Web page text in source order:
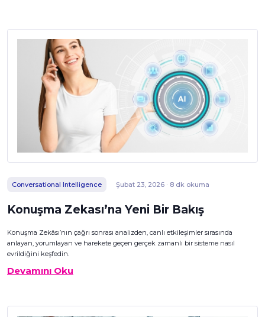
Conversational Intelligence Şubat 23, 2026 · 8 dk okuma
Konuşma Zekası’na Yeni Bir Bakış
Konuşma Zekâsı’nın çağrı sonrası analizden, canlı etkileşimler sırasında
anlayan, yorumlayan ve harekete geçen gerçek zamanlı bir sisteme nasıl
evrildiğini keşfedin.
Devamını Oku